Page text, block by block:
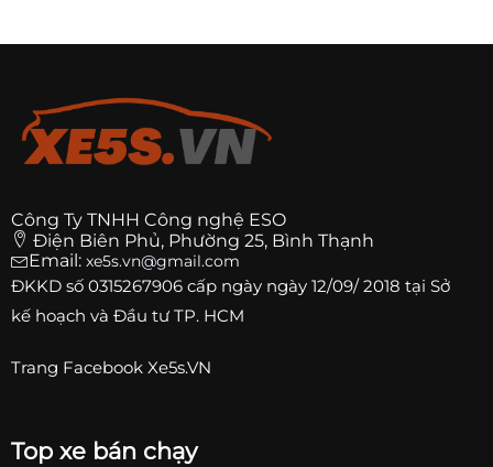
Công Ty TNHH Công nghệ ESO
Điện Biên Phủ, Phường 25, Bình Thạnh
Email: xe5s.vn@gmail.com
ĐKKD số 0315267906 cấp ngày ngày 12/09/ 2018 tại Sở
kế hoạch và Đầu tư TP. HCM
Trang Facebook Xe5s.VN
Top xe bán chạy